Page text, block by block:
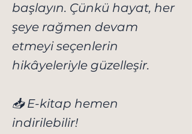
başlayın. Çünkü hayat, her
şeye rağmen devam
etmeyi seçenlerin
hikâyeleriyle güzelleşir.
📥 E-kitap hemen
indirilebilir!